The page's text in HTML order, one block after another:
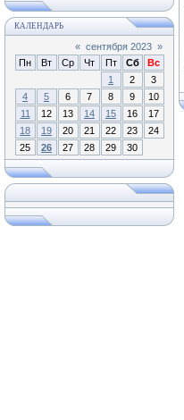
КАЛЕНДАРЬ
« сентября 2023 »
Пн
Вт Ср Чт Пт Сб
Вс
1
2
3
4
5 6 7 8 9
10
11
12 13 14 15 16
17
18
19 20 21 22 23
24
25
26 27 28 29 30